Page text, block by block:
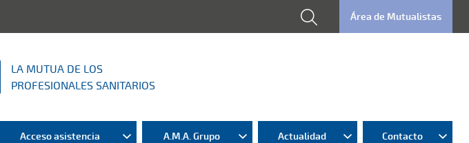
Área de Mutualistas
LA MUTUA DE LOS
PROFESIONALES SANITARIOS
Acceso asistencia A.M.A. Grupo Actualidad Contacto